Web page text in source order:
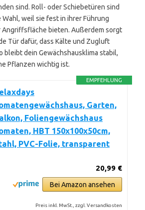
sind. Roll- oder Schiebetüren sind
weil sie fest in ihrer Führung
bieten. Außerdem sorgt
Tür dafür, dass Kälte und Zugluft
bleibt dein Gewächshausklima stabil,
Pflanzen wichtig ist.
EMPFEHLUNG
Garten,
Foliengewächshaus
HBT 150x100x50cm,
PVC-Folie, transparent
20,99 €
Bei Amazon ansehen
Preis inkl. MwSt., zzgl. Versandkosten